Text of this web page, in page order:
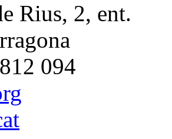
Rius, 2, ent.
094